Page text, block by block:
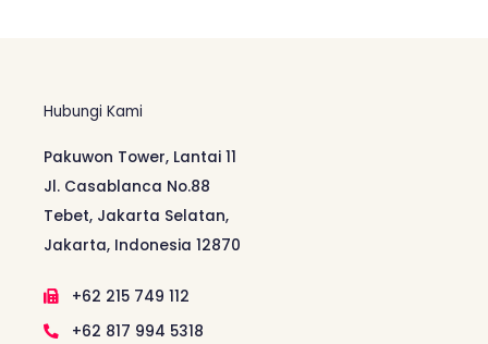
Hubungi Kami
Pakuwon Tower, Lantai 11
Jl. Casablanca No.88
Tebet, Jakarta Selatan,
Jakarta, Indonesia 12870
+62 215 749 112
+62 817 994 5318